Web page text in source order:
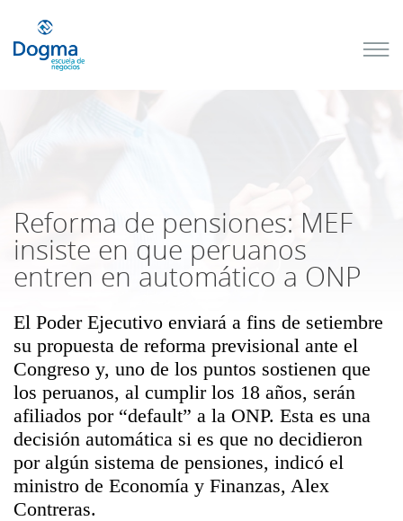
Reforma de pensiones: MEF
insiste en que peruanos
entren en automático a ONP
El Poder Ejecutivo enviará a fins de setiembre
su propuesta de reforma previsional ante el
Congreso y, uno de los puntos sostienen que
los peruanos, al cumplir los 18 años, serán
afiliados por “default” a la ONP. Esta es una
decisión automática si es que no decidieron
por algún sistema de pensiones, indicó el
ministro de Economía y Finanzas, Alex
Contreras.
próximos